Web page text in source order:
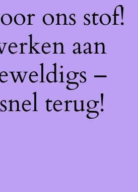
ons stof!
aan
–
terug!